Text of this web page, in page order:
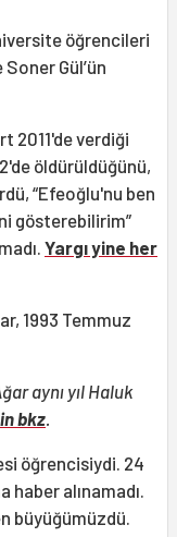
öğrencileri
Gül’ün
2011'de verdiği
öldürüldüğünü,
“Efeoğlu'nu ben
gösterebilirim”
Yargı yine her
1993 Temmuz
aynı yıl Haluk
bkz
öğrencisiydi. 24
haber alınamadı.
büyüğümüzdü.